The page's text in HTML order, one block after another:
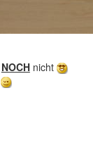
NOCHnicht